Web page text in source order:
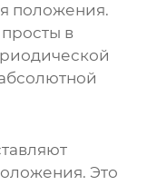
положения.
в
Это